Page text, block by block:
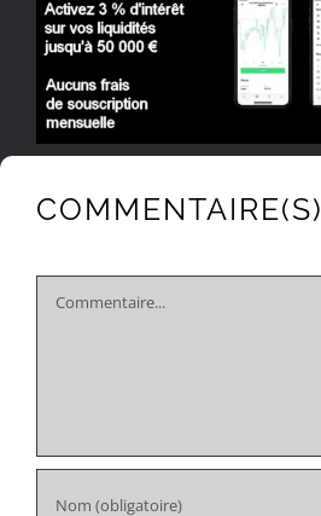
COMMENTAIRE(S)
Comment